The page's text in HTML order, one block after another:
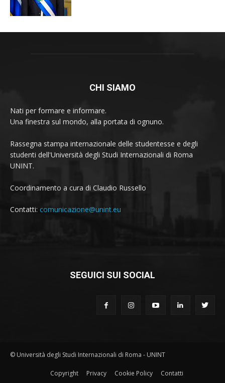
CHI SIAMO
Nati per formare e informare.
Una finestra sul mondo, alla portata di ognuno.
Rassegna stampa internazionale delle studentesse e degli
studenti dell'Università degli Studi Internazionali di Roma
UNINT.
Coordinamento a cura di Claudio Russello
Contatti: comunicazione@unint.eu
SEGUICI SUI SOCIAL
© Università degli Studi Internazionali di Roma - UNINT
Copyright Privacy Cookie Policy Contatti